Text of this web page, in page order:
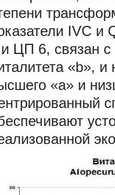
IVC и
ЦП 6, связан с
«b»,
«а» и